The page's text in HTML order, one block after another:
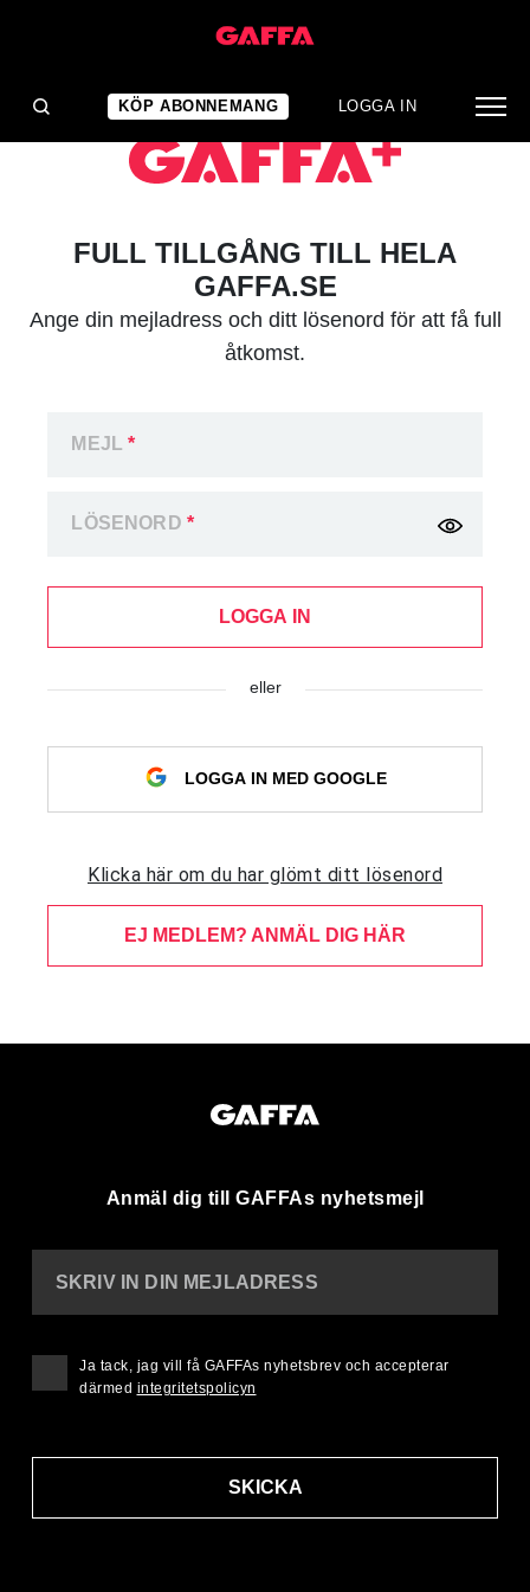
KÖP ABONNEMANG LOGGA IN
FULL TILLGÅNG TILL HELA
GAFFA.SE
Ange din mejladress och ditt lösenord för att få full
åtkomst.
MEJL*
LÖSENORD *
LOGGA IN
eller
LOGGA IN MED GOOGLE
Klicka här om du har glömt ditt lösenord
EJ MEDLEM? ANMÄL DIG HÄR
Anmäl dig till GAFFAs nyhetsmejl
SKRIV IN DIN MEJLADRESS
SKICKA
Ja tack, jag vill få GAFFAs nyhetsbrev och accepterar
därmed integritetspolicyn